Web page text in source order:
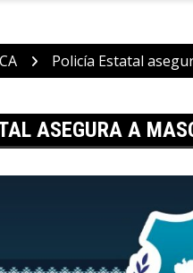
Policía Estatal
ASEGURA A